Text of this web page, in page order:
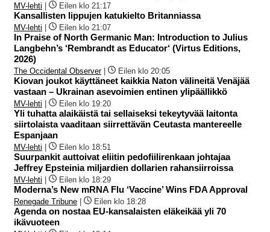
MV-lehti Eilen klo 21:17
Kansallisten lippujen katukielto Britanniassa
MV-lehti Eilen klo 21:07
In Praise of North Germanic Man: Introduction to Julius
Langbehn’s ‘Rembrandt as Educator‘ (Virtus Editions,
2026)
The Occidental Observer| Eilen klo 20:05
Kiovan joukot käyttäneet kaikkia Naton välineitä Venäjää
vastaan – Ukrainan asevoimien entinen ylipäällikkö
MV-lehti Eilen klo 19:20
Yli tuhatta alaikäistä tai sellaiseksi tekeytyvää laitonta
siirtolaista vaaditaan siirrettävän Ceutasta mantereelle
Espanjaan
MV-lehti Eilen klo 18:51
Suurpankit auttoivat eliitin pedofiilirenkaan johtajaa
Jeffrey Epsteinia miljardien dollarien rahansiirroissa
MV-lehti Eilen klo 18:29
Moderna’s New mRNA Flu ‘Vaccine’ Wins FDA Approval
Renegade Tribune Eilen klo 18:28
Agenda on nostaa EU-kansalaisten eläkeikää yli 70
ikävuoteen